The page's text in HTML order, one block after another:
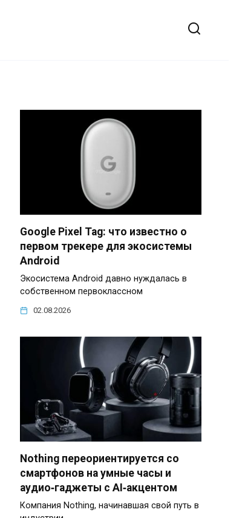
Google Pixel Tag: что известно о
первом трекере для экосистемы
Android
Экосистема Android давно нуждалась в
собственном первоклассном
02.08.2026
Nothing переориентируется со
смартфонов на умные часы и
аудио‑гаджеты с AI‑акцентом
Компания Nothing, начинавшая свой путь в